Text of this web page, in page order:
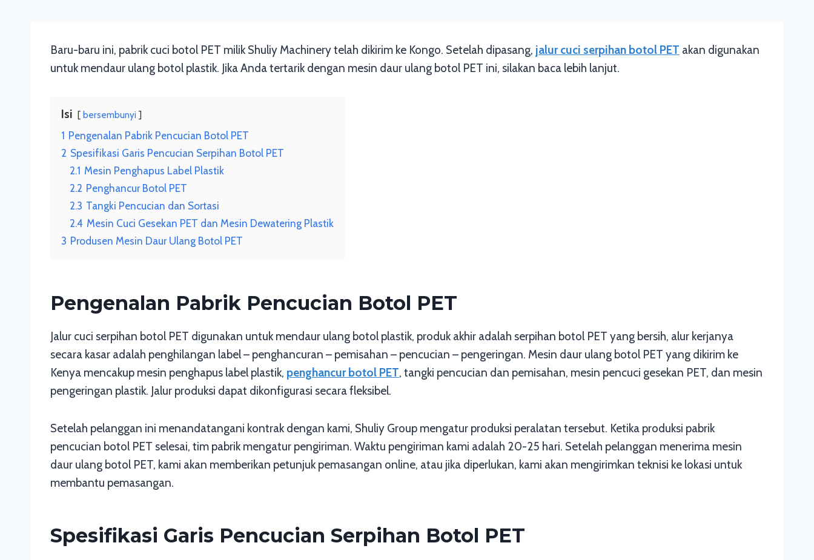
Baru-baru ini, pabrik cuci botol PET milik Shuliy Machinery telah dikirim ke Kongo. Setelah dipasang, jalur cuci serpihan botol PET akan digunakan
untuk mendaur ulang botol plastik. Jika Anda tertarik dengan mesin daur ulang botol PET ini, silakan baca lebih lanjut.
Isi bersembunyi
1 Pengenalan Pabrik Pencucian Botol PET
2 Spesifikasi Garis Pencucian Serpihan Botol PET
2.1 Mesin Penghapus Label Plastik
2.2 Penghancur Botol PET
2.3 Tangki Pencucian dan Sortasi
2.4 Mesin Cuci Gesekan PET dan Mesin Dewatering Plastik
3 Produsen Mesin Daur Ulang Botol PET
Pengenalan Pabrik Pencucian Botol PET
Jalur cuci serpihan botol PET digunakan untuk mendaur ulang botol plastik, produk akhir adalah serpihan botol PET yang bersih, alur kerjanya
secara kasar adalah penghilangan label – penghancuran – pemisahan – pencucian – pengeringan. Mesin daur ulang botol PET yang dikirim ke
Kenya mencakup mesin penghapus label plastik, penghancur botol PET, tangki pencucian dan pemisahan, mesin pencuci gesekan PET, dan mesin
pengeringan plastik. Jalur produksi dapat dikonfigurasi secara fleksibel.
Setelah pelanggan ini menandatangani kontrak dengan kami, Shuliy Group mengatur produksi peralatan tersebut. Ketika produksi pabrik
pencucian botol PET selesai, tim pabrik mengatur pengiriman. Waktu pengiriman kami adalah 20-25 hari. Setelah pelanggan menerima mesin
daur ulang botol PET, kami akan memberikan petunjuk pemasangan online, atau jika diperlukan, kami akan mengirimkan teknisi ke lokasi untuk
membantu pemasangan.
Spesifikasi Garis Pencucian Serpihan Botol PET